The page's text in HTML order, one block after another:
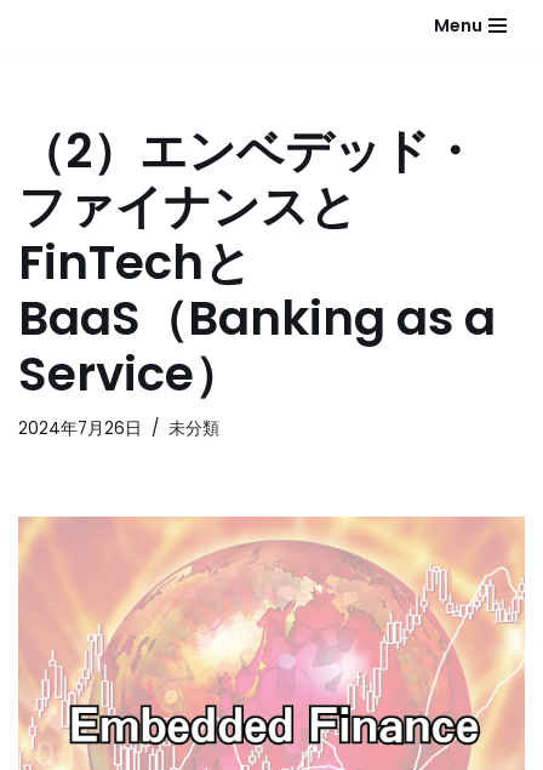
キ
ッ
プ
Menu
（2）エンベデッド・
ファイナンスと
FinTechと
BaaS（Banking as a
Service）
2024年7月26日 未分類